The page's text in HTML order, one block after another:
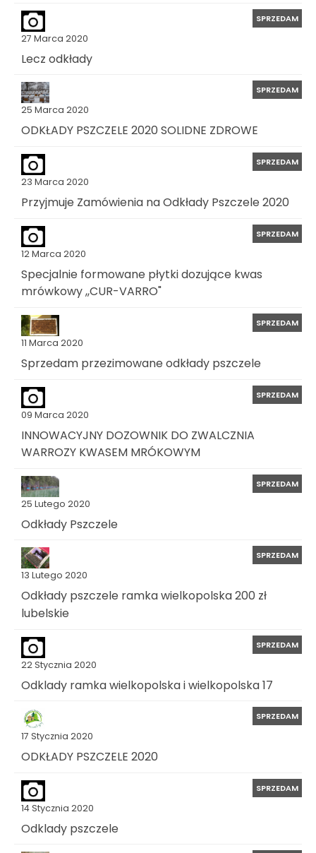
27 Marca 2020
SPRZEDAM
Lecz odkłady
25 Marca 2020
SPRZEDAM
ODKŁADY PSZCZELE 2020 SOLIDNE ZDROWE
23 Marca 2020
SPRZEDAM
Przyjmuje Zamówienia na Odkłady Pszczele 2020
12 Marca 2020
SPRZEDAM
Specjalnie formowane płytki dozujące kwas
mrówkowy ,,CUR-VARRO"
11 Marca 2020
SPRZEDAM
Sprzedam przezimowane odkłady pszczele
09 Marca 2020
SPRZEDAM
INNOWACYJNY DOZOWNIK DO ZWALCZNIA
WARROZY KWASEM MRÓKOWYM
25 Lutego 2020
SPRZEDAM
Odkłady Pszczele
13 Lutego 2020
SPRZEDAM
Odkłady pszczele ramka wielkopolska 200 zł
lubelskie
22 Stycznia 2020
SPRZEDAM
Odklady ramka wielkopolska i wielkopolska 17
17 Stycznia 2020
SPRZEDAM
ODKŁADY PSZCZELE 2020
14 Stycznia 2020
SPRZEDAM
Odklady pszczele